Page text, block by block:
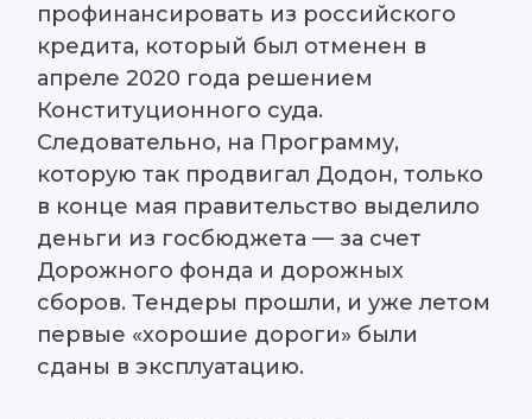
профинансировать из российского
кредита, который был отменен в
апреле 2020 года решением
Конституционного суда.
Следовательно, на Программу,
которую так продвигал Додон, только
в конце мая правительство выделило
деньги из госбюджета — за счет
Дорожного фонда и дорожных
сборов. Тендеры прошли, и уже летом
первые «хорошие дороги» были
сданы в эксплуатацию.